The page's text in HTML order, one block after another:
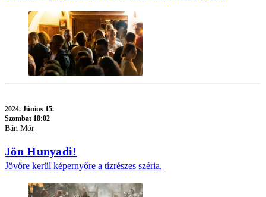
2024. Június 15.
Szombat 18:02
Bán Mór
Jön Hunyadi!
Jövőre kerül képernyőre a tízrészes széria.